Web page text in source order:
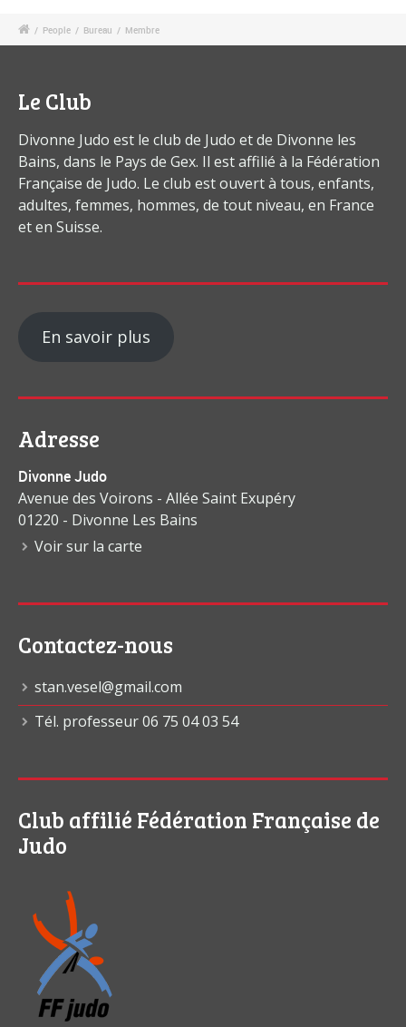
/ People / Bureau / Membre
Le Club
Divonne Judo est le club de Judo et de Divonne les
Bains, dans le Pays de Gex. Il est affilié à la Fédération
Française de Judo. Le club est ouvert à tous, enfants,
adultes, femmes, hommes, de tout niveau, en France
et en Suisse.
En savoir plus
Adresse
Divonne Judo
Avenue des Voirons - Allée Saint Exupéry
01220 - Divonne Les Bains
Voir sur la carte
Contactez-nous
stan.vesel@gmail.com
Tél. professeur 06 75 04 03 54
Club affilié Fédération Française de
Judo